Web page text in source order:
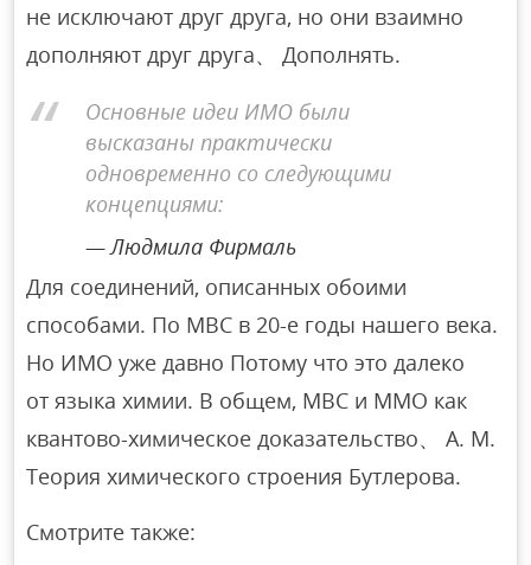
не исключают друг друга, но они взаимно
дополняют друг друга、 Дополнять.
Основные идеи ИМО были
высказаны практически
одновременно со следующими
концепциями:
Людмила Фирмаль
Для соединений, описанных обоими
способами. По МВС в 20-е годы нашего века.
Но ИМО уже давно Потому что это далеко
от языка химии. В общем, МВС и ММО как
квантово-химическое доказательство、 А. М.
Теория химического строения Бутлерова.
Смотрите также: